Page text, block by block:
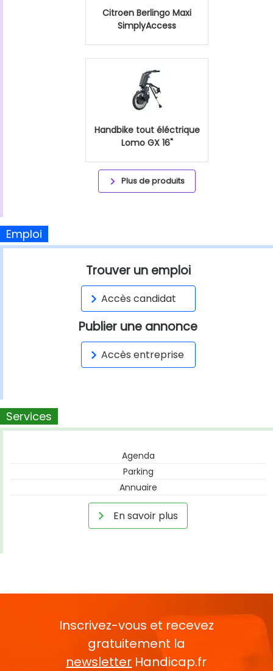
Citroen Berlingo Maxi
SimplyAccess
Handbike tout éléctrique
Lomo GX 16"
Plus de produits
Emploi
Trouver un emploi
Accès candidat
Publier une annonce
Accès entreprise
Services
Agenda
Parking
Annuaire
En savoir plus
Inscrivez-vous et recevez
gratuitement la
newsletter Handicap.fr